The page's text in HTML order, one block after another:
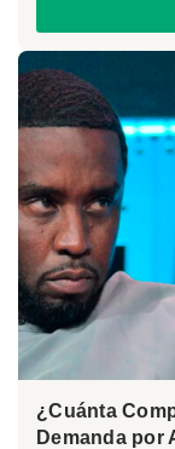
¿Cuánta
Demanda por